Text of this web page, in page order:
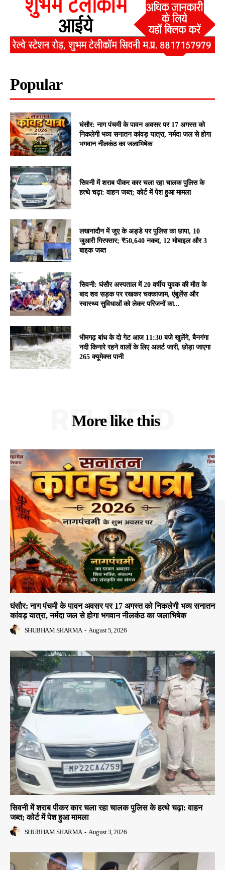
Popular
घंसौर: नाग पंचमी के पावन अवसर पर 17 अगस्त को
निकलेगी भव्य सनातन कांवड़ यात्रा, नर्मदा जल से होगा
भगवान नीलकंठ का जलाभिषेक
सिवनी में शराब पीकर कार चला रहा चालक पुलिस के
हत्थे चढ़ा: वाहन जब्त; कोर्ट में पेश हुआ मामला
लखनादौन में जुए के अड्डे पर पुलिस का छापा, 10
जुआरी गिरफ्तार; ₹50,640 नकद, 12 मोबाइल और 3
बाइक जब्त
सिवनी: घंसौर अस्पताल में 20 वर्षीय युवक की मौत के
बाद शव सड़क पर रखकर चक्काजाम, एंबुलेंस और
स्वास्थ्य सुविधाओं को लेकर परिजनों का...
भीमगढ़ बांध के दो गेट आज 11:30 बजे खुलेंगे, बैनगंगा
नदी किनारे रहने वालों के लिए अलर्ट जारी, छोड़ा जाएगा
265 क्यूमेक्स पानी
More like this
RELATED
घंसौर: नाग पंचमी के पावन अवसर पर 17 अगस्त को निकलेगी भव्य सनातन
कांवड़ यात्रा, नर्मदा जल से होगा भगवान नीलकंठ का जलाभिषेक
SHUBHAM SHARMA - August 5, 2026
सिवनी में शराब पीकर कार चला रहा चालक पुलिस के हत्थे चढ़ा: वाहन
जब्त; कोर्ट में पेश हुआ मामला
SHUBHAM SHARMA - August 3, 2026